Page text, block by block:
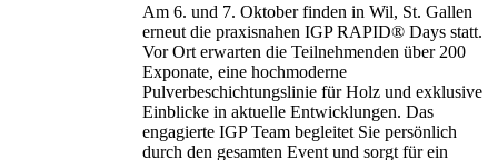
Am 6. und 7. Oktober finden in Wil, St. Gallen
erneut die praxisnahen IGP RAPID® Days statt.
Vor Ort erwarten die Teilnehmenden über 200
Exponate, eine hochmoderne
Pulverbeschichtungslinie für Holz und exklusive
Einblicke in aktuelle Entwicklungen. Das
engagierte IGP Team begleitet Sie persönlich
durch den gesamten Event und sorgt für ein